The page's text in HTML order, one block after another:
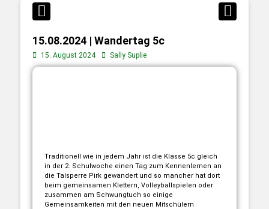
15.08.2024 | Wandertag 5c
15. August 2024 Sally Suplie
Traditionell wie in jedem Jahr ist die Klasse 5c gleich
in der 2. Schulwoche einen Tag zum Kennenlernen an
die Talsperre Pirk gewandert und so mancher hat dort
beim gemeinsamen Klettern, Volleyballspielen oder
zusammen am Schwungtuch so einige
Gemeinsamkeiten mit den neuen Mitschülern